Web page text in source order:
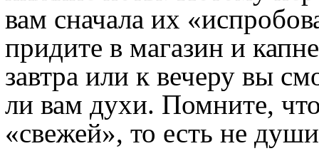
вам сначала их
придите в магазин и
завтра или к вечеру вы
ли вам духи. Помните,
«свежей», то есть не